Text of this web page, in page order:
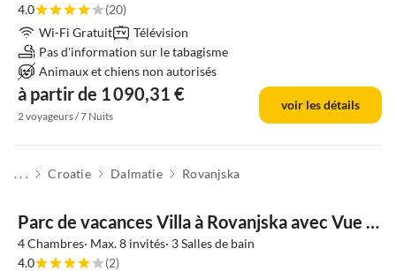
4.0
(20)
Wi-Fi Gratuit
Télévision
Pas d'information sur le tabagisme
Animaux et chiens non autorisés
à partir de 1 090,31 €
2 voyageurs / 7 Nuits
voir les détails
. . . Croatie Dalmatie Rovanjska
Parc de vacances Villa à Rovanjska avec Vue Mer & Piscine
4 Chambres· Max. 8 invités· 3 Salles de bain
4.0
(2)